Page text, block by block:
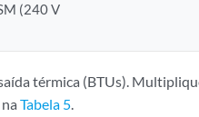
(240 V
térmica (BTUs).
naTabela 5.